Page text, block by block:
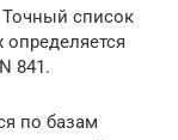
Точный список
841.
по базам